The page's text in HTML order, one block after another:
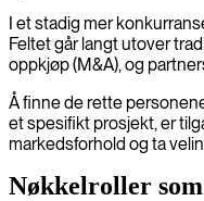
Vi tilbyr erfaren finansiell
I et stadig mer
Feltet går langt utover
oppkjøp (M&A), og
Å finne de rette
et spesifikt prosjekt, er
markedsforhold og ta
Nøkkelroller